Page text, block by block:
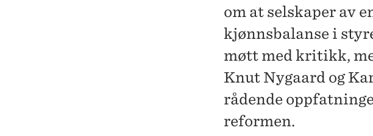
om at selskaper av
kjønnsbalanse i
møtt med kritikk,
Knut Nygaard og
rådende
reformen.